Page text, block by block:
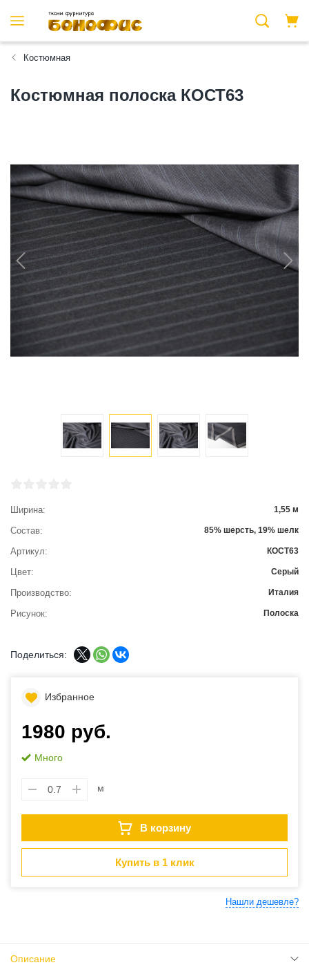
Костюмная
Костюмная полоска КОСТ63
Ширина 1,55 м
Состав 85% шерсть, 19% шелк
Артикул КОСТ63
Цвет Серый
Производство Италия
Рисунок Полоска
Поделиться:
Избранное
1980 руб.
Много
м
В корзину
Купить в 1 клик
Нашли дешевле?
Описание